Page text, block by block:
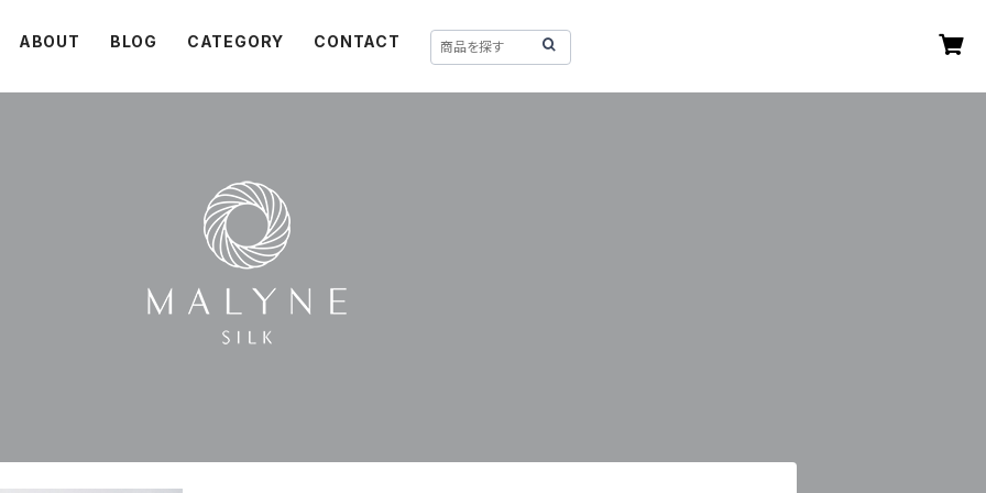
ABOUT BLOG CATEGORY CONTACT